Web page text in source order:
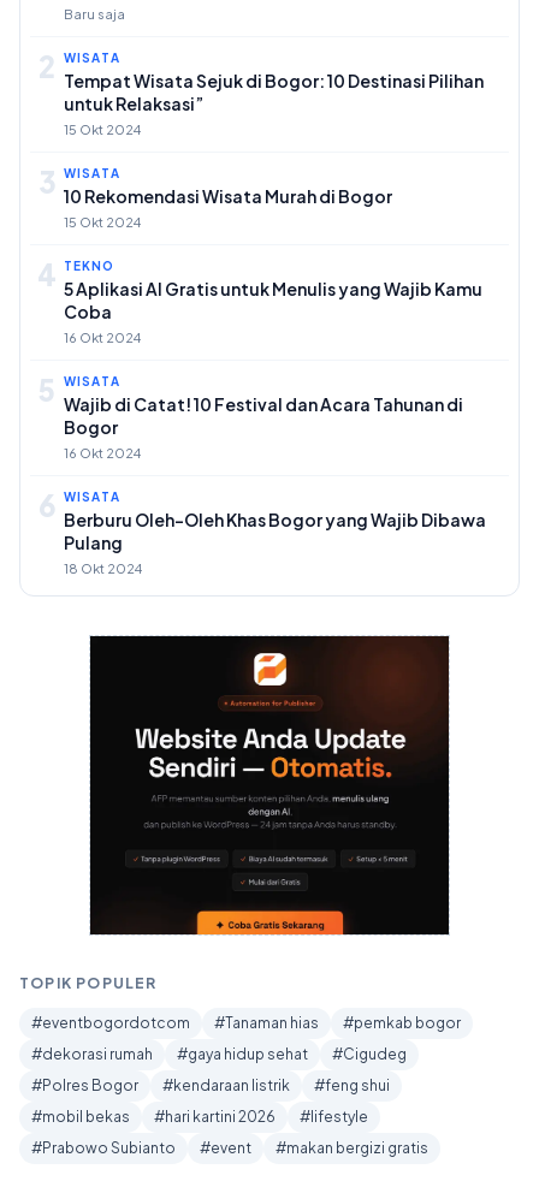
Baru saja
2 WISATA
Tempat Wisata Sejuk di Bogor: 10 Destinasi Pilihan
untuk Relaksasi”
15 Okt 2024
3 WISATA
10 Rekomendasi Wisata Murah di Bogor
15 Okt 2024
4 TEKNO
5 Aplikasi AI Gratis untuk Menulis yang Wajib Kamu
Coba
16 Okt 2024
5 WISATA
Wajib di Catat! 10 Festival dan Acara Tahunan di
Bogor
16 Okt 2024
6 WISATA
Berburu Oleh-Oleh Khas Bogor yang Wajib Dibawa
Pulang
18 Okt 2024
TOPIK POPULER
#eventbogordotcom #Tanaman hias
#pemkab bogor
#dekorasi rumah
#gaya hidup sehat
#Cigudeg
#Polres Bogor
#kendaraan listrik
#feng shui
#mobil bekas
#hari kartini 2026
#lifestyle
#Prabowo Subianto
#event #makan bergizi gratis